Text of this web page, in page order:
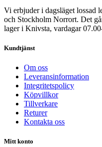
Vi erbjuder i dagsläget lossad
och Stockholm Norrort. Det
lager i Knivsta, vardagar
Kundtjänst
Om oss
Leveransinformation
Integritetspolicy
Köpvillkor
Tillverkare
Returer
Kontakta oss
Mitt konto